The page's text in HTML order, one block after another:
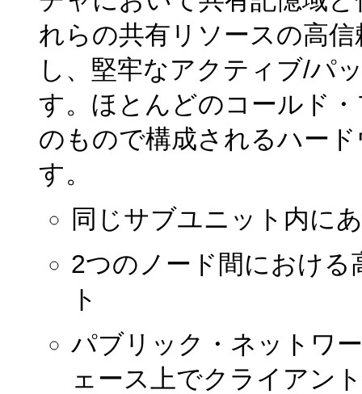
れらの共有リソースの高
し、堅牢なアクティブ/パ
す。ほとんどのコールド
のもので構成されるハー
す。
同じサブユニット内に
2つのノード間におけ
ト
パブリック・ネットワ
ェース上でクライアン